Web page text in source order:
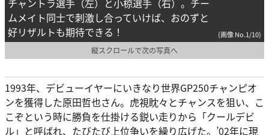
チャントラ選手（左）と小椋選手（右）。チー
ムメイト同士で刺激し合っていけば、おのずと
好リザルトも期待できる！
(画像 No.1/10)
縦スクロールで次の写真へ
1993年、デビューイヤーにいきなり世界GP250チャンピオ
ンを獲得した原田哲也さん。虎視眈々とチャンスを狙い、こ
こぞという時に勝負を仕掛ける鋭い走りから「クールデビ
ル」と呼ばれ、たびたび上位争いを繰り広げた。’02年に現